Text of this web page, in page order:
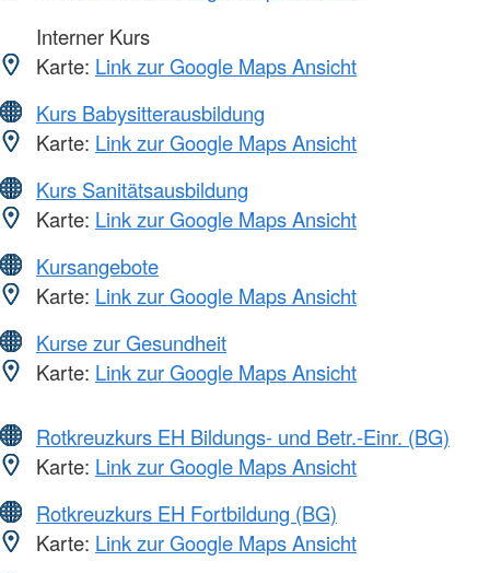
Interner Kurs
Karte: Link zur Google Maps Ansicht
Kurs Babysitterausbildung
Karte: Link zur Google Maps Ansicht
Kurs Sanitätsausbildung
Karte: Link zur Google Maps Ansicht
Kursangebote
Karte: Link zur Google Maps Ansicht
Kurse zur Gesundheit
Karte: Link zur Google Maps Ansicht
Rotkreuzkurs EH Bildungs- und Betr.-Einr. (BG)
Karte: Link zur Google Maps Ansicht
Rotkreuzkurs EH Fortbildung (BG)
Karte: Link zur Google Maps Ansicht